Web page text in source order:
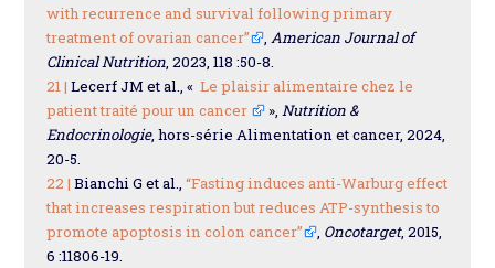
with recurrence and survival following primary
treatment of ovarian cancer”
,American Journal of
Clinical Nutrition, 2023, 118 :50-8.
21 | Lecerf JM et al., « Le plaisir alimentaire chez le
patient traité pour un cancer
»,Nutrition &
Endocrinologie, hors-série Alimentation et cancer, 2024,
20-5.
22 | Bianchi G et al.,“Fasting induces anti-Warburg effect
that increases respiration but reduces ATP-synthesis to
promote apoptosis in colon cancer”
, Oncotarget, 2015,
6 :11806-19.